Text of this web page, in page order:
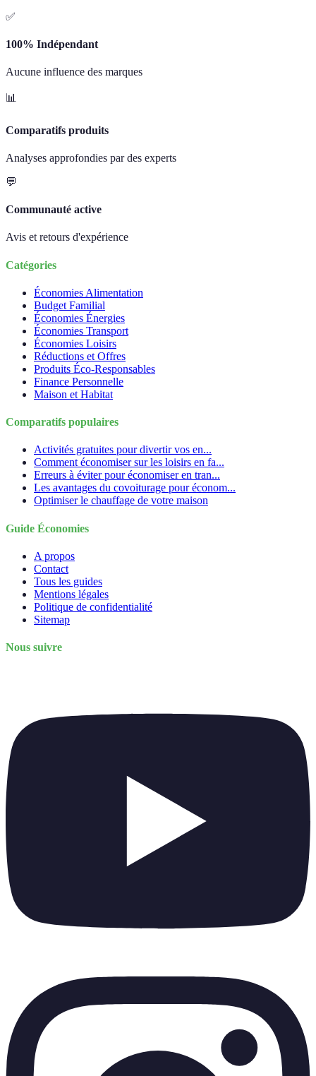
✅
100% Indépendant
Aucune influence des marques
📊
Comparatifs produits
Analyses approfondies par des experts
💬
Communauté active
Avis et retours d'expérience
Catégories
Économies Alimentation
Budget Familial
Économies Énergies
Économies Transport
Économies Loisirs
Réductions et Offres
Produits Éco-Responsables
Finance Personnelle
Maison et Habitat
Comparatifs populaires
Activités gratuites pour divertir vos en...
Comment économiser sur les loisirs en fa...
Erreurs à éviter pour économiser en tran...
Les avantages du covoiturage pour économ...
Optimiser le chauffage de votre maison
Guide Économies
A propos
Contact
Tous les guides
Mentions légales
Politique de confidentialité
Sitemap
Nous suivre